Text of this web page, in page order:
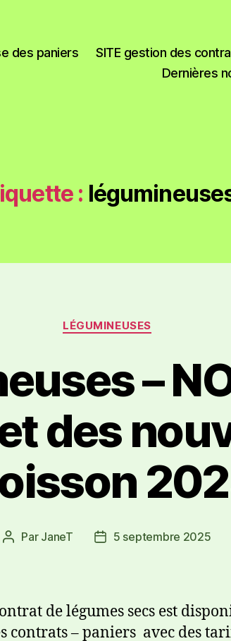
des paniers SITE gestion des
Dernières
:
LÉGUMINEUSES
–
des
Par JaneT 5 septembre 2025
de légumes secs est
contrats – paniers avec des